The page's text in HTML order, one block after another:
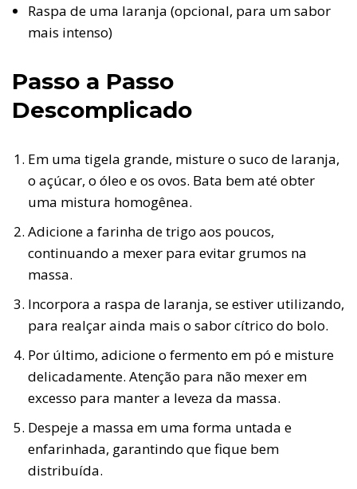
Raspa de uma laranja (opcional, para um sabor
mais intenso)
Passo a Passo
Descomplicado
Em uma tigela grande, misture o suco de laranja,
o açúcar, o óleo e os ovos. Bata bem até obter
uma mistura homogênea.
Adicione a farinha de trigo aos poucos,
continuando a mexer para evitar grumos na
massa.
Incorpora a raspa de laranja, se estiver utilizando,
para realçar ainda mais o sabor cítrico do bolo.
Por último, adicione o fermento em pó e misture
delicadamente. Atenção para não mexer em
excesso para manter a leveza da massa.
Despeje a massa em uma forma untada e
enfarinhada, garantindo que fique bem
distribuída.